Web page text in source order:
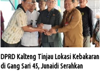
DPRD Kalteng Tinjau Lokasi Kebakaran
di Gang Sari 45, Junaidi Serahkan